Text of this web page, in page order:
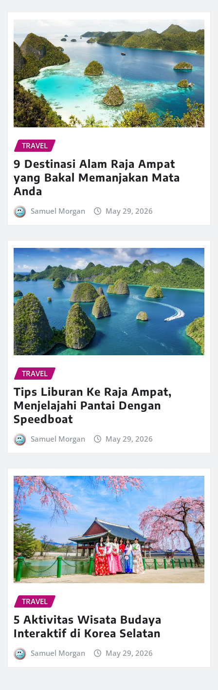
TRAVEL
9 Destinasi Alam Raja Ampat
yang Bakal Memanjakan Mata
Anda
Samuel Morgan May 29, 2026
TRAVEL
Tips Liburan Ke Raja Ampat,
Menjelajahi Pantai Dengan
Speedboat
Samuel Morgan May 29, 2026
TRAVEL
5 Aktivitas Wisata Budaya
Interaktif di Korea Selatan
Samuel Morgan May 29, 2026